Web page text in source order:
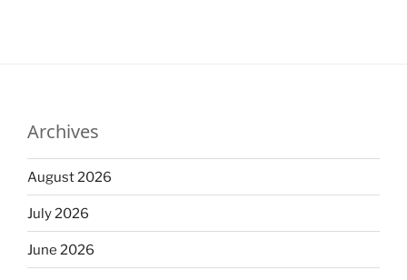
Archives
August 2026
July 2026
June 2026